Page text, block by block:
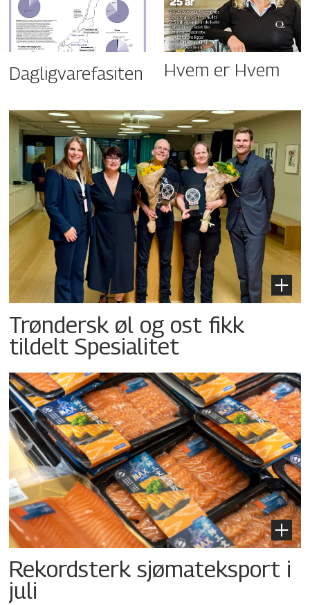
Dagligvarefasiten Hvem er Hvem
Trøndersk øl og ost fikk
tildelt Spesialitet
Rekordsterk sjømateksport i
juli